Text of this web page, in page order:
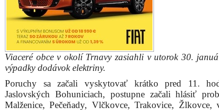
Viaceré obce v okolí Trnavy zasiahli v utorok 30.
výpadky dodávok elektriny.
Poruchy sa začali vyskytovať krátko pred 11.
Jaslovských Bohuniciach, postupne začali hlásiť
Malženice, Pečeňady, Vlčkovce, Trakovice, Žlkovce,